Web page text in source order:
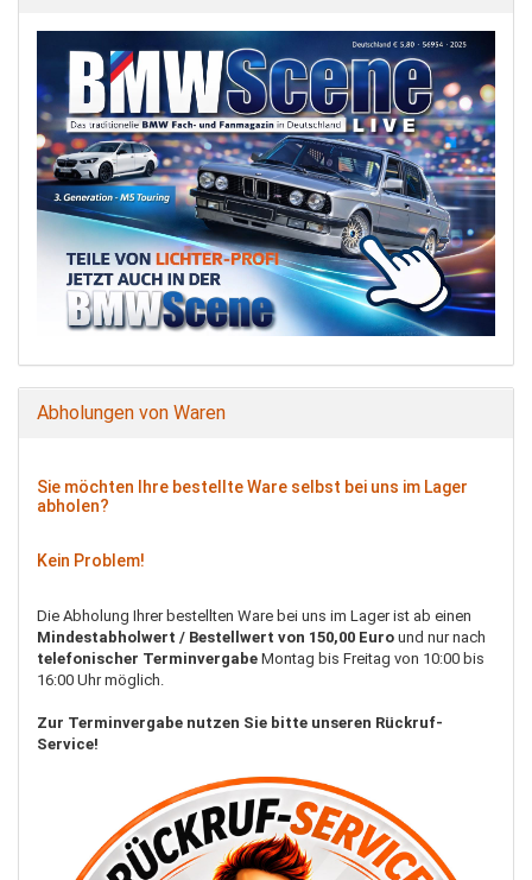
Abholungen von Waren
Sie möchten Ihre bestellte Ware selbst bei uns im Lager
abholen?
Kein Problem!
Die Abholung Ihrer bestellten Ware bei uns im Lager ist ab einen
Mindestabholwert / Bestellwert von 150,00 Euro und nur nach
telefonischer Terminvergabe Montag bis Freitag von 10:00 bis
16:00 Uhr möglich.
Zur Terminvergabe nutzen Sie bitte unseren Rückruf-
Service!